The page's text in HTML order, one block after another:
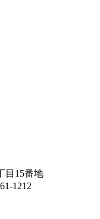
目15番地
1212